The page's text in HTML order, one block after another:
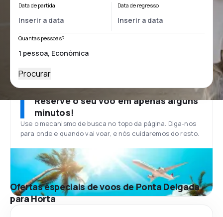
Data de partida Data de regresso
Quantas pessoas?
Procurar
Reserve o seu voo em apenas alguns
minutos!
Use o mecanismo de busca no topo da página. Diga-nos
para onde e quando vai voar, e nós cuidaremos do resto.
Ofertas especiais de voos de Ponta Delgada
para Horta